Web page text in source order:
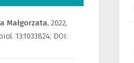
Małgorzata, 2022,
13:1033824; DOI: